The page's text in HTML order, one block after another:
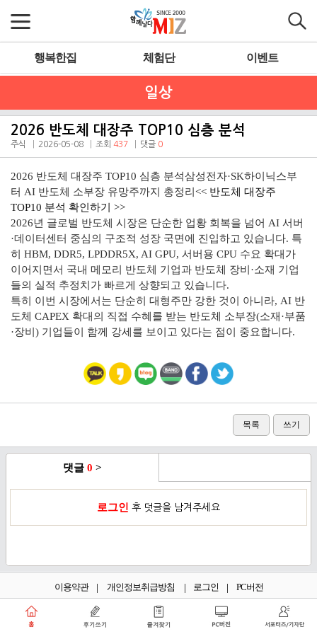
행복한집 체험단 이벤트
일상
2026 반도체 대장주 TOP10 심층 분석
주식 2026-05-08 조회 437 댓글 0
2026 반도체 대장주 TOP10 심층 분석삼성전자·SK하이닉스부
터 AI 반도체 소부장 유망주까지 총정리 << 반도체 대장주
TOP10 분석 확인하기 >>
2026년 글로벌 반도체 시장은 단순한 업황 회복을 넘어 AI 서버
·데이터센터 중심의 구조적 성장 국면에 진입하고 있습니다. 특
히 HBM, DDR5, LPDDR5X, AI GPU, 서버용 CPU 수요 확대가
이어지면서 국내 메모리 반도체 기업과 반도체 장비·소재 기업
들의 실적 추정치가 빠르게 상향되고 있습니다.
특히 이번 시장에서는 단순히 대형주만 강한 것이 아니라, AI 반
도체 CAPEX 확대의 직접 수혜를 받는 반도체 소부장(소재·부품
·장비) 기업들이 함께 강세를 보이고 있다는 점이 중요합니다.
목록 쓰기
댓글 0 >
로그인 후 덧글을 남겨주세요
이용약관 개인정보취급방침 로그인 PC버전
쑥쑥플래닛 주식회사 대표이사 : 천선아
서울특별시 동작구 상도로30길 40 상도커뮤니티